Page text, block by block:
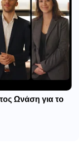
Ωνάση για το